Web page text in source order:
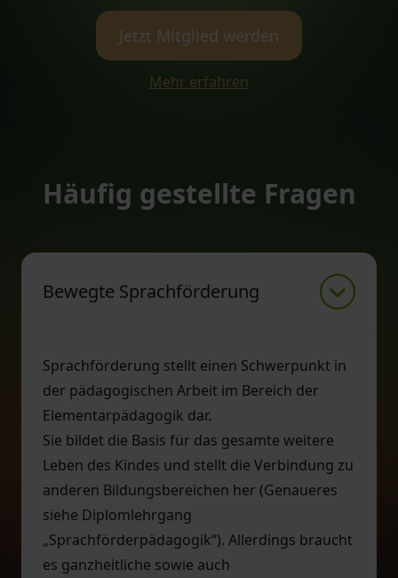
Jetzt Mitglied werden
Mehr erfahren
Häufig gestellte Fragen
Bewegte Sprachförderung
Sprachförderung stellt einen Schwerpunkt in
der pädagogischen Arbeit im Bereich der
Elementarpädagogik dar.
Sie bildet die Basis für das gesamte weitere
Leben des Kindes und stellt die Verbindung zu
anderen Bildungsbereichen her (Genaueres
siehe Diplomlehrgang
„Sprachförderpädagogik“). Allerdings braucht
es ganzheitliche sowie auch